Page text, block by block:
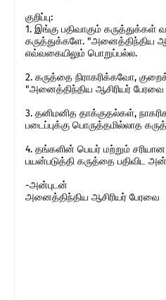
குறிப்பு:
1. இங்கு பதிவாகும்
கருத்துக்களே. "அனைத்திந்திய
எவ்வகையிலும் பொறுப்பல்ல.
2. கருத்தை நிராகரிக்கவோ,
"அனைத்திந்திய ஆசிரியர் பேரவை
3. தனிமனித தாக்குதல்கள்,
படைப்புக்கு பொருத்தமில்லாத
4. தங்களின் பெயர் மற்றும்
பயன்படுத்தி கருத்தை பதிவிட
-அன்புடன்
அனைத்திந்திய ஆசிரியர் பேரவை